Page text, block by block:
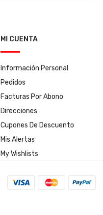
MI CUENTA
Información Personal
Pedidos
Facturas Por Abono
Direcciones
Cupones De Descuento
Mis Alertas
My Wishlists